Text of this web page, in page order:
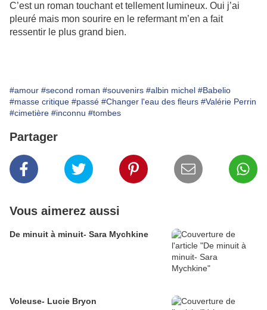
C’est un roman touchant et tellement lumineux. Oui j’ai
pleuré mais mon sourire en le refermant m’en a fait
ressentir le plus grand bien.
#amour #second roman #souvenirs #albin michel #Babelio
#masse critique #passé #Changer l'eau des fleurs #Valérie Perrin
#cimetière #inconnu #tombes
Partager
Vous aimerez aussi
De minuit à minuit- Sara Mychkine
Voleuse- Lucie Bryon